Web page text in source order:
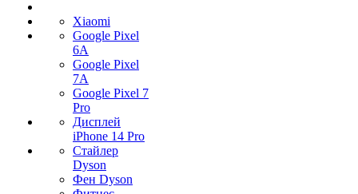
Xiaomi
Google Pixel
6A
Google Pixel
7А
Google Pixel 7
Pro
Дисплей
iPhone 14 Pro
Стайлер
Dyson
Фен Dyson